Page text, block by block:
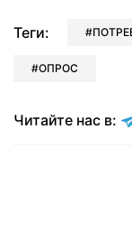
Теги:
ОПРОС
Читайте нас в: